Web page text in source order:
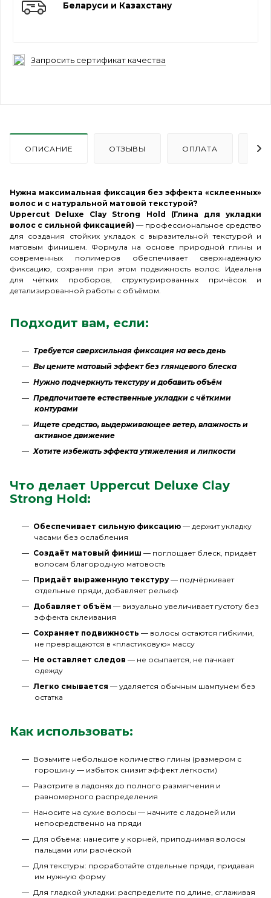
Беларуси и Казахстану
Запросить сертификат качества
ОПИСАНИЕ ОТЗЫВЫ ОПЛАТА
Нужна максимальная фиксация без эффекта «склеенных»
волос и с натуральной матовой текстурой?
Uppercut Deluxe Clay Strong Hold (Глина для укладки
волос с сильной фиксацией) — профессиональное средство
для создания стойких укладок с выразительной текстурой и
матовым финишем. Формула на основе природной глины и
современных полимеров обеспечивает сверхнадёжную
фиксацию, сохраняя при этом подвижность волос. Идеальна
для чётких проборов, структурированных причёсок и
детализированной работы с объёмом.
Подходит вам, если:
Требуется сверхсильная фиксация на весь день
Вы цените матовый эффект без глянцевого блеска
Нужно подчеркнуть текстуру и добавить объём
Предпочитаете естественные укладки с чёткими
контурами
Ищете средство, выдерживающее ветер, влажность и
активное движение
Хотите избежать эффекта утяжеления и липкости
Что делает Uppercut Deluxe Clay
Strong Hold:
Обеспечивает сильную фиксацию — держит укладку
часами без ослабления
Создаёт матовый финиш — поглощает блеск, придаёт
волосам благородную матовость
Придаёт выраженную текстуру— подчёркивает
отдельные пряди, добавляет рельеф
Добавляет объём — визуально увеличивает густоту без
эффекта склеивания
Сохраняет подвижность — волосы остаются гибкими,
не превращаются в «пластиковую» массу
Не оставляет следов — не осыпается, не пачкает
одежду
Легко смывается — удаляется обычным шампунем без
остатка
Как использовать:
Возьмите небольшое количество глины (размером с
горошину — избыток снизит эффект лёгкости)
Разотрите в ладонях до полного размягчения и
равномерного распределения
Наносите на сухие волосы — начните с ладоней или
непосредственно на пряди
Для объёма: нанесите у корней, приподнимая волосы
пальцами или расчёской
Для текстуры: проработайте отдельные пряди, придавая
им нужную форму
Для гладкой укладки: распределите по длине, сглаживая